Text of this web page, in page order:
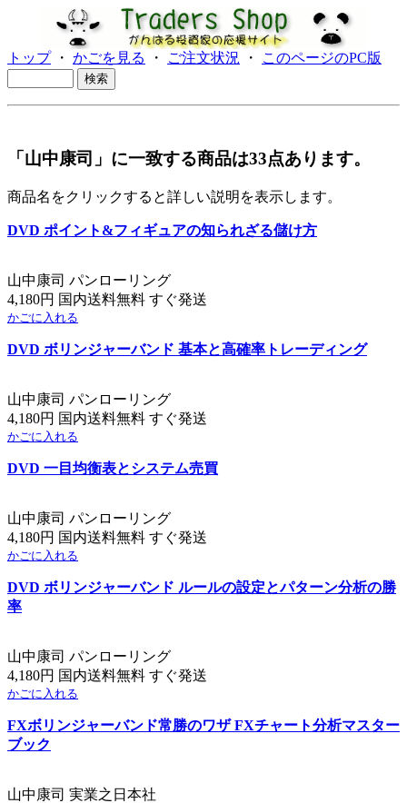
トップ・ かごを見る ・ ご注文状況 ・ このページのPC版
「山中康司」に一致する商品は33点あります。
商品名をクリックすると詳しい説明を表示します。
DVD ポイント&フィギュアの知られざる儲け方
山中康司 パンローリング
4,180円 国内送料無料 すぐ発送
かごに入れる
DVD ボリンジャーバンド 基本と高確率トレーディング
山中康司 パンローリング
4,180円 国内送料無料 すぐ発送
かごに入れる
DVD 一目均衡表とシステム売買
山中康司 パンローリング
4,180円 国内送料無料 すぐ発送
かごに入れる
DVD ボリンジャーバンド ルールの設定とパターン分析の勝
率
山中康司 パンローリング
4,180円 国内送料無料 すぐ発送
かごに入れる
FXボリンジャーバンド常勝のワザ FXチャート分析マスター
ブック
山中康司 実業之日本社